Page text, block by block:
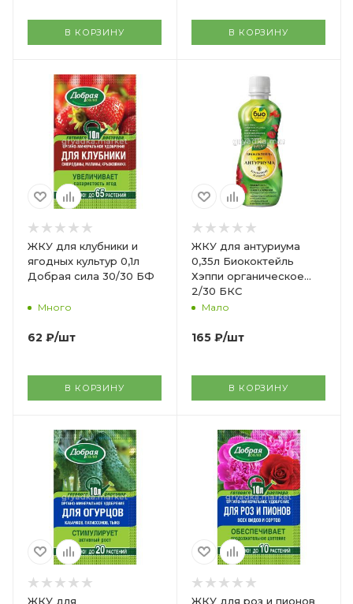
В КОРЗИНУ В КОРЗИНУ
ЖКУ для клубники и
ягодных культур 0,1л
Добрая сила 30/30 БФ
Много
62 ₽/шт
В КОРЗИНУ
ЖКУ для антуриума
0,35л Биококтейль
Хэппи органическое
2/30 БКС
Мало
165 ₽/шт
В КОРЗИНУ
ЖКУ для ЖКУ для роз и пионов